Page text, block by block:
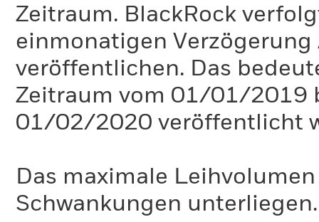
Zeitraum. BlackRock
einmonatigen
veröffentlichen. Das
Zeitraum vom 01/01/2019
01/02/2020 veröffentlicht
Das maximale
Schwankungen unterliegen.